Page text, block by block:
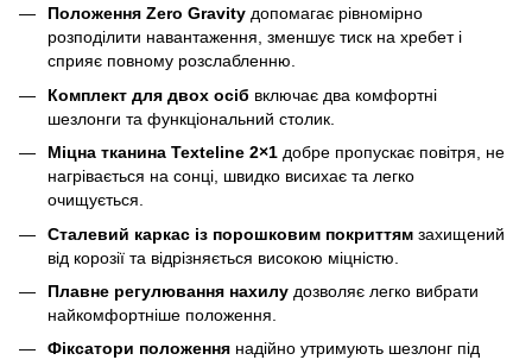
Положення Zero Gravity допомагає рівномірно
розподілити навантаження, зменшує тиск на хребет і
сприяє повному розслабленню.
Комплект для двох осіб включає два комфортні
шезлонги та функціональний столик.
Міцна тканина Texteline 2×1 добре пропускає повітря, не
нагрівається на сонці, швидко висихає та легко
очищується.
Сталевий каркас із порошковим покриттям захищений
від корозії та відрізняється високою міцністю.
Плавне регулювання нахилу дозволяє легко вибрати
найкомфортніше положення.
Фіксатори положення надійно утримують шезлонг під